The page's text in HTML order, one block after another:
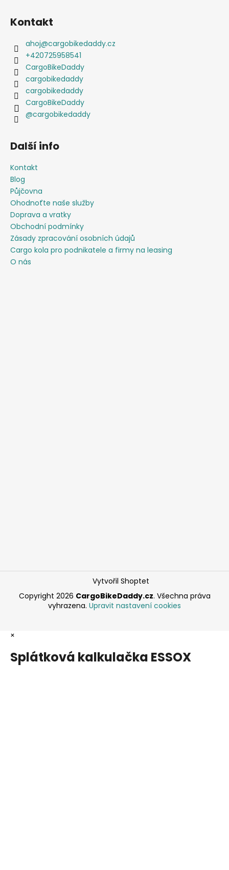
Kontakt
ahoj@cargobikedaddy.cz
+420725958541
CargoBikeDaddy
cargobikedaddy
cargobikedaddy
CargoBikeDaddy
@cargobikedaddy
Další info
Kontakt
Blog
Půjčovna
Ohodnoťte naše služby
Doprava a vratky
Obchodní podmínky
Zásady zpracování osobních údajů
Cargo kola pro podnikatele a firmy na leasing
O nás
Vytvořil Shoptet
Copyright 2026 CargoBikeDaddy.cz. Všechna práva
vyhrazena. Upravit nastavení cookies
×
Splátková kalkulačka ESSOX